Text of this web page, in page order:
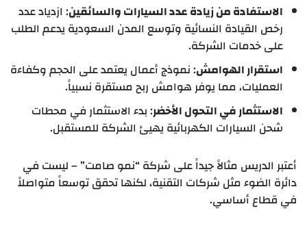
الاستفادة من زيادة عدد السيارات والسائقين: ازدياد عدد
رخص القيادة النسائية وتوسع المدن السعودية يدعم الطلب
على خدمات الشركة.
استقرار الهوامش: نموذج أعمال يعتمد على الحجم وكفاءة
العمليات، مما يوفر هوامش ربح مستقرة نسبياً.
الاستثمار في التحول الأخضر: بدء الاستثمار في محطات
شحن السيارات الكهربائية يهيئ الشركة للمستقبل.
أعتبر الدريس مثالاً جيداً على شركة “نمو صامت” – ليست في
دائرة الضوء مثل شركات التقنية، لكنها تحقق توسعاً متواصلاً
في قطاع أساسي.